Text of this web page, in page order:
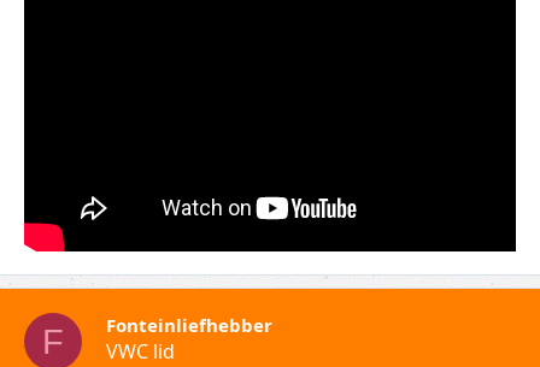
F Fonteinliefhebber
VWC lid